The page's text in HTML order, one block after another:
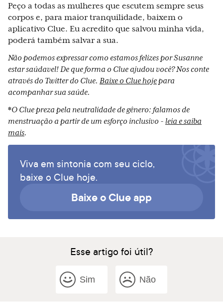
Peço a todas as mulheres que escutem sempre seus
corpos e, para maior tranquilidade, baixem o
aplicativo Clue. Eu acredito que salvou minha vida,
poderá também salvar a sua.
Não podemos expressar como estamos felizes por Susanne
estar saúdavel! De que forma o Clue ajudou você? Nos conte
através do Twitter do Clue. Baixe o Clue hojepara
acompanhar sua saúde.
*O Clue preza pela neutralidade de gênero: falamos de
menstruação a partir de um esforço inclusivo - leia e saiba
mais.
Viva em sintonia com seu ciclo,
baixe o Clue hoje.
Baixe o Clue app
Esse artigo foi útil?
Sim Não